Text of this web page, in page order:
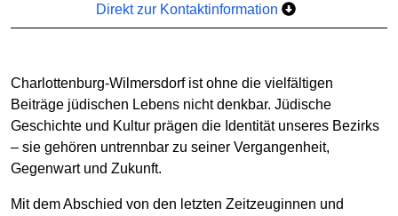
Direkt zur Kontaktinformation
Charlottenburg-Wilmersdorf ist ohne die vielfältigen
Beiträge jüdischen Lebens nicht denkbar. Jüdische
Geschichte und Kultur prägen die Identität unseres Bezirks
– sie gehören untrennbar zu seiner Vergangenheit,
Gegenwart und Zukunft.
Mit dem Abschied von den letzten Zeitzeuginnen und